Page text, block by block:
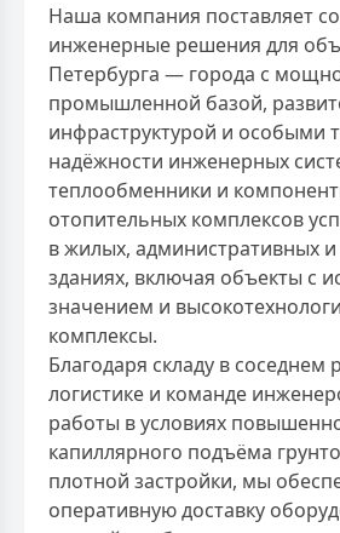
Наша компания поставляет
инженерные решения для
Петербурга — города с
промышленной базой,
инфраструктурой и особыми
надёжности инженерных
теплообменники и
отопительных комплексов
в жилых, административных
зданиях, включая объекты с
значением и
комплексы.
Благодаря складу в соседнем
логистике и команде
работы в условиях
капиллярного подъёма
плотной застройки, мы
оперативную доставку